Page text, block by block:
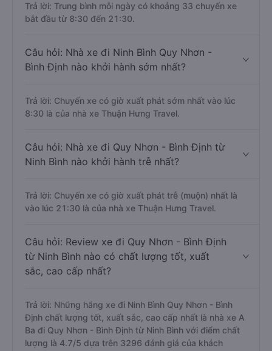
Trả lời: Trung bình mỗi ngày có khoảng 33 chuyến xe
bắt đầu từ 8:30 đến 21:30.
Câu hỏi: Nhà xe đi Ninh Bình Quy Nhơn -
Bình Định nào khởi hành sớm nhất?
Trả lời: Chuyến xe có giờ xuất phát sớm nhất vào lúc
8:30 là của nhà xe Thuận Hưng Travel.
Câu hỏi: Nhà xe đi Quy Nhơn - Bình Định từ
Ninh Bình nào khởi hành trễ nhất?
Trả lời: Chuyến xe có giờ xuất phát trễ (muộn) nhất là
vào lúc 21:30 là của nhà xe Thuận Hưng Travel.
Câu hỏi: Review xe đi Quy Nhơn - Bình Định
từ Ninh Bình nào có chất lượng tốt, xuất
sắc, cao cấp nhất?
Trả lời: Những hãng xe đi Ninh Bình Quy Nhơn - Bình
Định chất lượng tốt, xuất sắc, cao cấp nhất là nhà xe A
Ba đi Quy Nhơn - Bình Định từ Ninh Bình với điểm chất
lượng là 4.7/5 dựa trên 3296 đánh giá của khách